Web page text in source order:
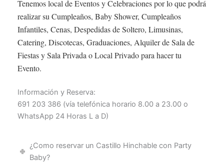
Tenemos local de Eventos y Celebraciones por lo que podrá
realizar su Cumpleaños, Baby Shower, Cumpleaños
Infantiles, Cenas, Despedidas de Soltero, Limusinas,
Catering, Discotecas, Graduaciones, Alquiler de Sala de
Fiestas y Sala Privada o Local Privado para hacer tu
Evento.
Información y Reserva:
691 203 386 (vía telefónica horario 8.00 a 23.00 o
WhatsApp 24 Horas L a D)
¿Como reservar un Castillo Hinchable con Party
Baby?